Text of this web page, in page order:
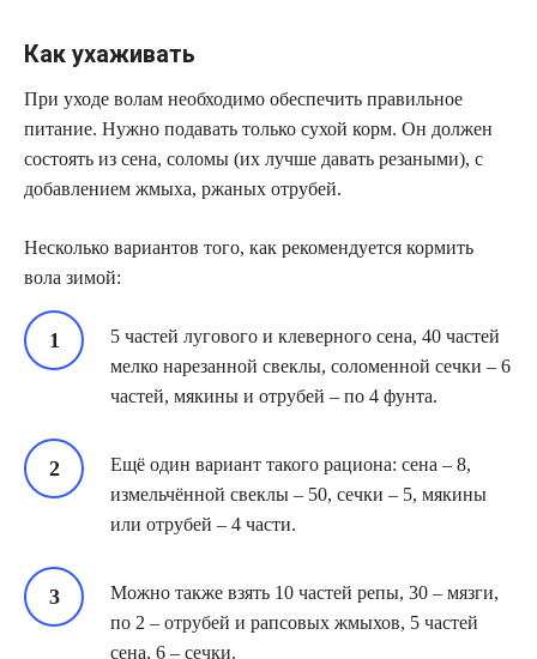
Как ухаживать
При уходе волам необходимо обеспечить правильное
питание. Нужно подавать только сухой корм. Он должен
состоять из сена, соломы (их лучше давать резаными), с
добавлением жмыха, ржаных отрубей.
Несколько вариантов того, как рекомендуется кормить
вола зимой:
5 частей лугового и клеверного сена, 40 частей
мелко нарезанной свеклы, соломенной сечки – 6
частей, мякины и отрубей – по 4 фунта.
Ещё один вариант такого рациона: сена – 8,
измельчённой свеклы – 50, сечки – 5, мякины
или отрубей – 4 части.
Можно также взять 10 частей репы, 30 – мязги,
по 2 – отрубей и рапсовых жмыхов, 5 частей
сена, 6 – сечки.